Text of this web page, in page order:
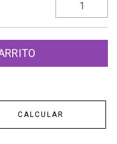
CALCULAR